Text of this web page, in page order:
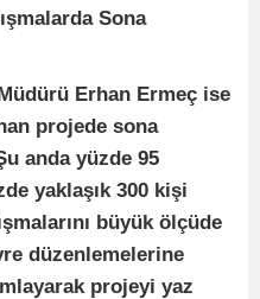
Sona
Erhan Ermeç ise
projede sona
anda yüzde 95
yaklaşık 300 kişi
büyük ölçüde
düzenlemelerine
projeyi yaz